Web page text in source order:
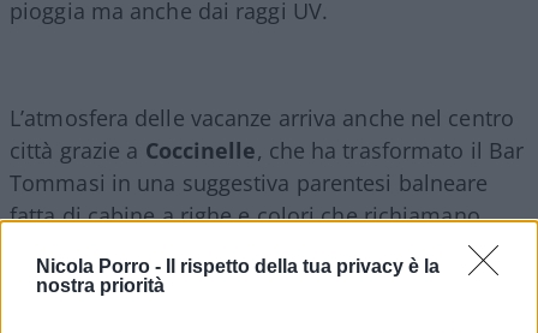
Nicola Porro -
Il rispetto della tua privacy è la
nostra priorità
pioggia ma anche dai raggi UV.
L’atmosfera delle vacanze arriva anche nel centro
città grazie a Coccinelle, che ha trasformato il Bar
Tommasi in una suggestiva parentesi balneare
fatta di cabine a righe e colori che richiamano